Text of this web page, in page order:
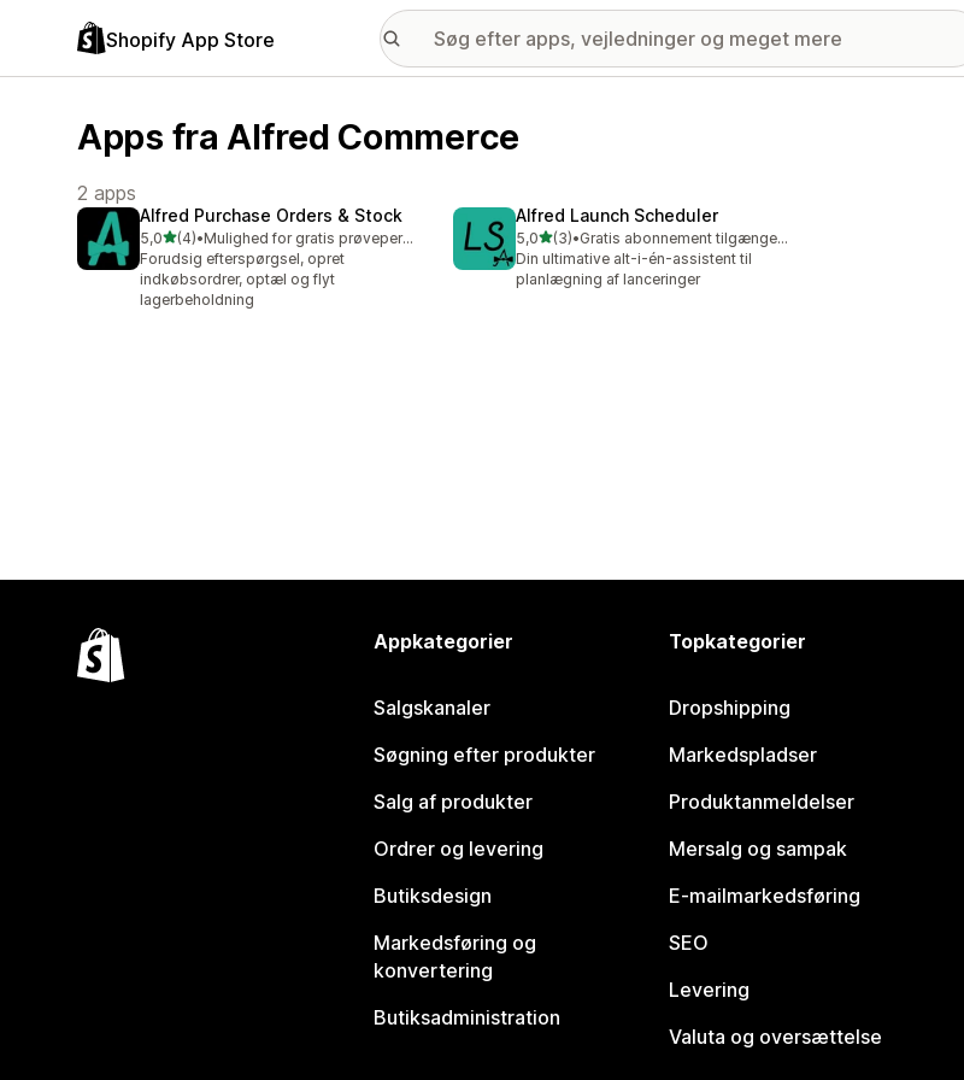
Shopify App Store
Apps fra Alfred Commerce
2 apps
Alfred Purchase Orders & Stock
5,0ud af 5 stjerner
(4)
4 anmeldelser i alt
•
Mulighed for gratis prøveperiode
Forudsig efterspørgsel, opret
indkøbsordrer, optæl og flyt
lagerbeholdning
Alfred Launch Scheduler
5,0ud af 5 stjerner
(3)
3 anmeldelser i alt
•
Gratis abonnement tilgængeligt
Din ultimative alt-i-én-assistent til
planlægning af lanceringer
Appkategorier
Salgskanaler
Søgning efter produkter
Salg af produkter
Ordrer og levering
Butiksdesign
Markedsføring og
konvertering
Butiksadministration
Topkategorier
Dropshipping
Markedspladser
Produktanmeldelser
Mersalg og sampak
E-mailmarkedsføring
SEO
Levering
Valuta og oversættelse